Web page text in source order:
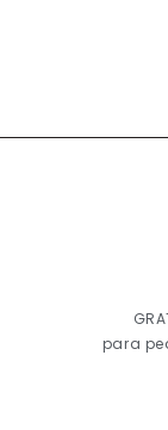
para